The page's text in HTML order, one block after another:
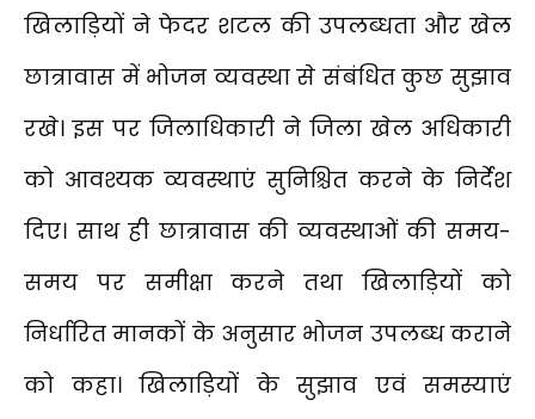
खिलाड़ियों ने फेदर शटल की उपलब्धता और खेल
छात्रावास में भोजन व्यवस्था से संबंधित कुछ सुझाव
रखे। इस पर जिलाधिकारी ने जिला खेल अधिकारी
को आवश्यक व्यवस्थाएं सुनिश्चित करने के निर्देश
दिए। साथ ही छात्रावास की व्यवस्थाओं की समय-
समय पर समीक्षा करने तथा खिलाड़ियों को
निर्धारित मानकों के अनुसार भोजन उपलब्ध कराने
को कहा। खिलाड़ियों के सुझाव एवं समस्याएं